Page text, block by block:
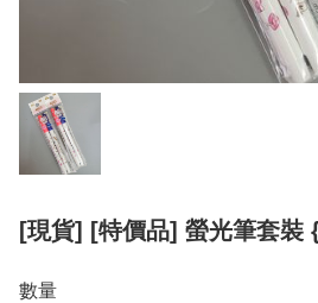
[現貨] [特價品] 螢光筆套裝
數量